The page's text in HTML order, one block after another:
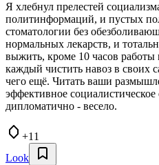
Я хлебнул прелестей
политинформаций, и пустых
стоматологии без
нормальных лекарств, и
выжить, кроме 10 часов работы
каждый чистить навоз в своих
чего ещё. Читать ваши
эффективное
дипломатично - весело.
+11
Look